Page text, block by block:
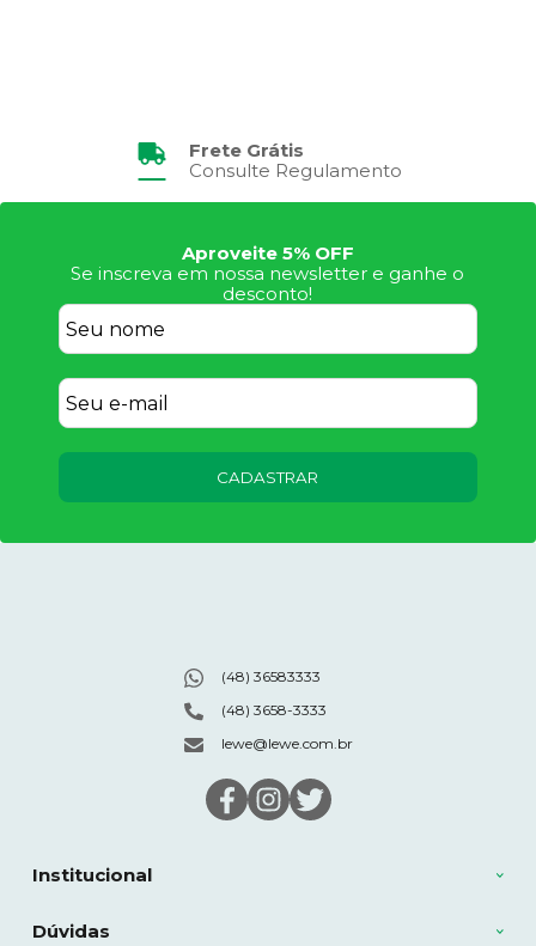
Frete Grátis
Consulte Regulamento
Aproveite 5% OFF
Se inscreva em nossa newsletter e ganhe o
desconto!
CADASTRAR
Institucional
Dúvidas
(48) 36583333
(48) 3658-3333
lewe@lewe.com.br